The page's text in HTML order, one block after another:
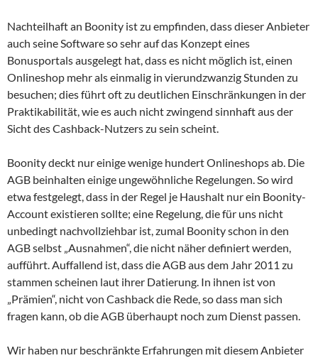
Nachteilhaft an Boonity ist zu empfinden, dass dieser Anbieter
auch seine Software so sehr auf das Konzept eines
Bonusportals ausgelegt hat, dass es nicht möglich ist, einen
Onlineshop mehr als einmalig in vierundzwanzig Stunden zu
besuchen; dies führt oft zu deutlichen Einschränkungen in der
Praktikabilität, wie es auch nicht zwingend sinnhaft aus der
Sicht des Cashback-Nutzers zu sein scheint.
Boonity deckt nur einige wenige hundert Onlineshops ab. Die
AGB beinhalten einige ungewöhnliche Regelungen. So wird
etwa festgelegt, dass in der Regel je Haushalt nur ein Boonity-
Account existieren sollte; eine Regelung, die für uns nicht
unbedingt nachvollziehbar ist, zumal Boonity schon in den
AGB selbst „Ausnahmen“, die nicht näher definiert werden,
aufführt. Auffallend ist, dass die AGB aus dem Jahr 2011 zu
stammen scheinen laut ihrer Datierung. In ihnen ist von
„Prämien“, nicht von Cashback die Rede, so dass man sich
fragen kann, ob die AGB überhaupt noch zum Dienst passen.
Wir haben nur beschränkte Erfahrungen mit diesem Anbieter